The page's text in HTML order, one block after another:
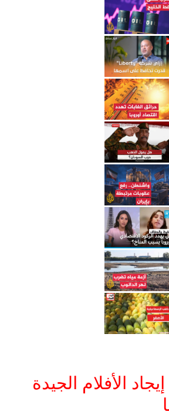
الأفلام الجيدة